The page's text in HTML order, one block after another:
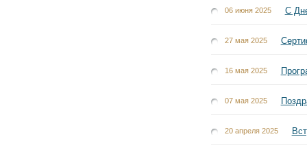
06 июня 2025 С
27 мая 2025
16 мая 2025
07 мая 2025
20 апреля 2025